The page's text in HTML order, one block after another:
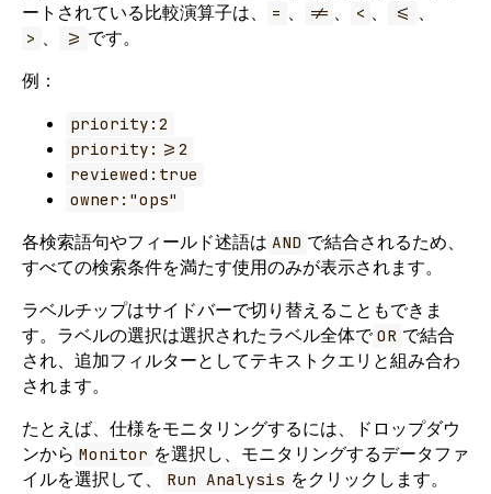
ートされている比較演算子は、
= 、 != 、 < 、 <= 、
> 、 >= です。
例：
priority:2
priority:>=2
reviewed:true
owner:"ops"
各検索語句やフィールド述語は AND で結合されるため、
すべての検索条件を満たす使用のみが表示されます。
ラベルチップはサイドバーで切り替えることもできま
す。ラベルの選択は選択されたラベル全体で OR で結合
され、追加フィルターとしてテキストクエリと組み合わ
されます。
たとえば、仕様をモニタリングするには、ドロップダウ
ンから Monitor を選択し、モニタリングするデータファ
イルを選択して、
Run Analysis をクリックします。